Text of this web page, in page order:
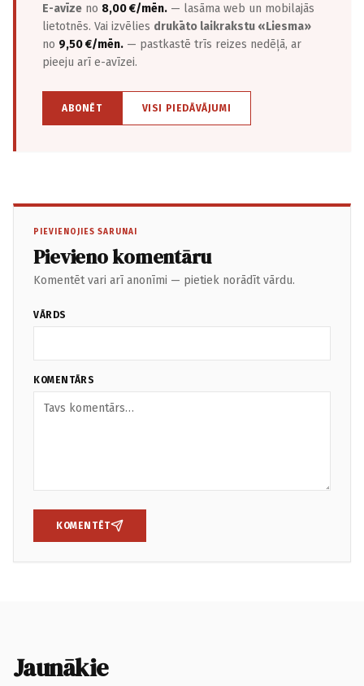
E-avīze no 8,00 €/mēn. — lasāma web un mobilajās
lietotnēs. Vai izvēlies drukāto laikrakstu «Liesma»
no 9,50 €/mēn. — pastkastē trīs reizes nedēļā, ar
pieeju arī e-avīzei.
ABONĒT VISI PIEDĀVĀJUMI
PIEVIENOJIES SARUNAI
Pievieno komentāru
Komentēt vari arī anonīmi — pietiek norādīt vārdu.
VĀRDS
KOMENTĀRS
KOMENTĒT
Jaunākie